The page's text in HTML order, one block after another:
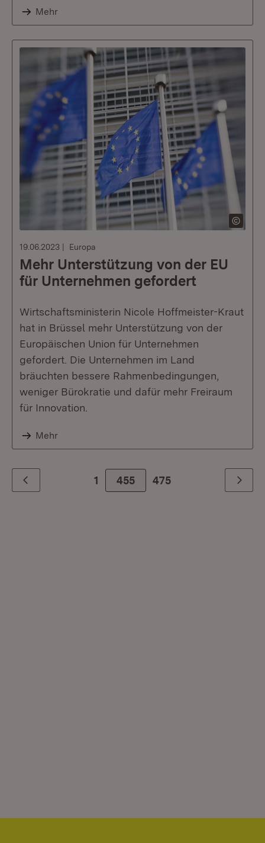
Mehr
19.06.2023 Europa
Mehr Unterstützung von der EU
für Unternehmen gefordert
Wirtschaftsministerin Nicole Hoffmeister-Kraut
hat in Brüssel mehr Unterstützung von der
Europäischen Union für Unternehmen
gefordert. Die Unternehmen im Land
bräuchten bessere Rahmenbedingungen,
weniger Bürokratie und dafür mehr Freiraum
für Innovation.
Mehr
Zurück 1 455 Zur letzte Seite
475 Weiter